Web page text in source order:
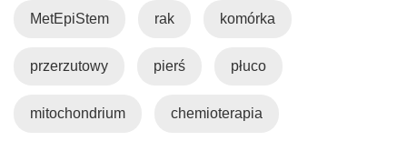
MetEpiStem rak komórka
przerzutowy pierś płuco
mitochondrium chemioterapia